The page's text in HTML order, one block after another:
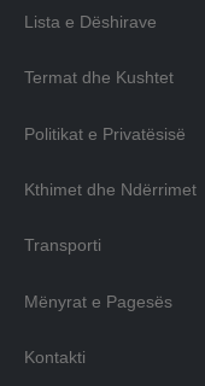
Lista e Dëshirave
Termat dhe Kushtet
Politikat e Privatësisë
Kthimet dhe Ndërrimet
Transporti
Mënyrat e Pagesës
Kontakti